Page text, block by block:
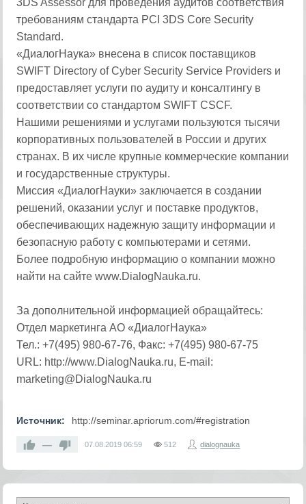
3DS Assessor для проведения аудитов соответствия
требованиям стандарта PCI 3DS Core Security
Standard.
«ДиалогНаука» внесена в список поставщиков
SWIFT Directory of Cyber Security Service Providers и
предоставляет услуги по аудиту и консалтингу в
соответствии со стандартом SWIFT CSCF.
Нашими решениями и услугами пользуются тысячи
корпоративных пользователей в России и других
странах. В их числе крупные коммерческие компании
и государственные структуры.
Миссия «ДиалогНауки» заключается в создании
решений, оказании услуг и поставке продуктов,
обеспечивающих надежную защиту информации и
безопасную работу с компьютерами и сетями.
Более подробную информацию о компании можно
найти на сайте www.DialogNauka.ru.
За дополнительной информацией обращайтесь:
Отдел маркетинга АО «ДиалогНаука»
Тел.: +7(495) 980-67-76, Факс: +7(495) 980-67-75
URL: http://www.DialogNauka.ru, E-mail:
marketing@DialogNauka.ru
Источник: http://seminar.apriorum.com/#registration
— 07.08.2019 06:59 512 dialognauka